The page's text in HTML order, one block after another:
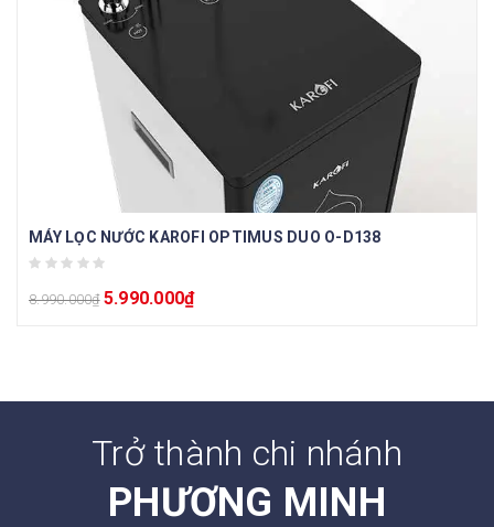
MÁY LỌC NƯỚC KAROFI OPTIMUS DUO O-D138
8.990.000₫ 5.990.000₫
Trở thành chi nhánh
PHƯƠNG MINH